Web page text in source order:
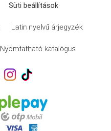
Süti beállítások
Latin nyelvű árjegyzék
Nyomtatható katalógus